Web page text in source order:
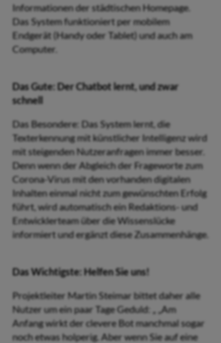
Informationen der städtischen Homepage.
Das System funktioniert per mobilem
Endgerät (Handy oder Tablet) und auch am
Computer.
Das Gute: Der Chatbot lernt, und zwar
schnell
Das Besondere: Das System lernt, die
Texterkennung mit künstlicher Intelligenz wird
mit steigenden Nutzeranfragen immer besser.
Denn wenn der Abgleich der Frageworte zum
Corona-Virus mit den vorhanden digitalen
Inhalten einmal nicht zum gewünschten Erfolg
führt, wird automatisch ein Redaktions- und
Entwicklerteam über die Wissenslücke
informiert und ergänzt diese Zusammenhänge.
Das Wichtigste: Helfen Sie uns!
Projektleiter Martin Steimar bittet daher alle
Nutzer um ein paar Tage Geduld: „ „Am
Anfang wirkt der clevere Bot manchmal sogar
noch etwas holperig. Aber wenn Sie auf eine